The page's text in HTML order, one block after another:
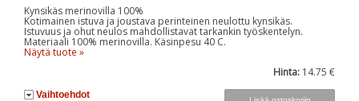
Kynsikäs merinovilla 100%
Kotimainen istuva ja joustava perinteinen neulottu kynsikäs.
Istuvuus ja ohut neulos mahdollistavat tarkankin työskentelyn.
Materiaali 100% merinovilla. Käsinpesu 40 C.
Näytä tuote »
Hinta: 14.75 €
Vaihtoehdot